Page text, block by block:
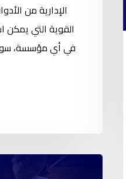
القوية التي يمكن
في أي مؤسسة،